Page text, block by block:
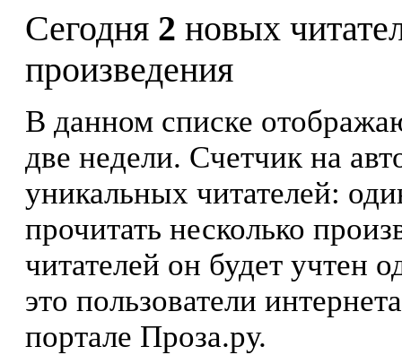
Сегодня 2 новых
произведения
В данном списке
две недели. Счетчик на
уникальных читателей:
прочитать несколько
читателей он будет учтен
это пользователи
портале Проза.ру.